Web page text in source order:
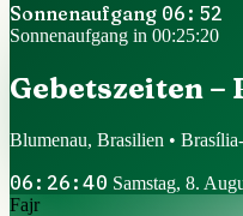
Sonnenaufgang 06:52
Sonnenaufgang in 00:25:20
Gebetszeiten –
Blumenau, Brasilien •
06:26:40 Samstag, 8.
Fajr